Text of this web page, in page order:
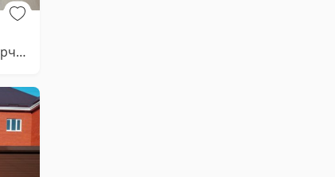
Сумка женская с перчатками